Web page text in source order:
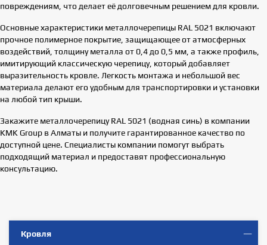
Кровля
повреждениям, что делает её долговечным решением для кровли.
Основные характеристики металлочерепицы RAL 5021 включают
прочное полимерное покрытие, защищающее от атмосферных
воздействий, толщину металла от 0,4 до 0,5 мм, а также профиль,
имитирующий классическую черепицу, который добавляет
выразительность кровле. Легкость монтажа и небольшой вес
материала делают его удобным для транспортировки и установки
на любой тип крыши.
Закажите металлочерепицу RAL 5021 (водная синь) в компании
KMK Group в Алматы и получите гарантированное качество по
доступной цене. Специалисты компании помогут выбрать
подходящий материал и предоставят профессиональную
консультацию.